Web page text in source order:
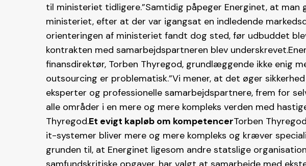
til ministeriet tidligere.”Samtidig påpeger Energinet, at man
ministeriet, efter at der var igangsat en indledende
orienteringen af ministeriet fandt dog sted, før udbuddet
kontrakten med samarbejdspartneren blev
finansdirektør, Torben Thyregod, grundlæggende ikke enig
outsourcing er problematisk.”Vi mener, at det øger
eksperter og professionelle samarbejdspartnere, frem for
alle områder i en mere og mere kompleks verden med
Thyregod.Et evigt kapløb om kompetencerTorben
it-systemer bliver mere og mere kompleks og kræver
grunden til, at Energinet ligesom andre statslige